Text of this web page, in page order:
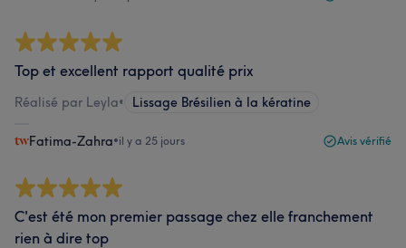
Top et excellent rapport qualité prix
Réalisé par Leyla• Lissage Brésilien à la kératine
Fatima-Zahra•il y a 25 jours Avis vérifié
C'est été mon premier passage chez elle franchement
rien à dire top